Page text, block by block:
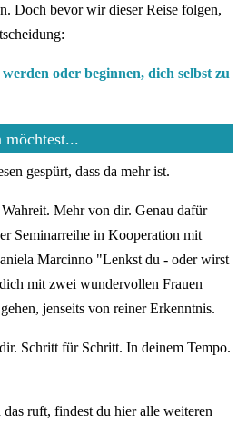
Doch bevor wir dieser Reise folgen,
oder beginnen, dich selbst zu
möchtest...
gespürt, dass da mehr ist.
Mehr von dir. Genau dafür
Seminarreihe in Kooperation mit
Marcinno "Lenkst du - oder wirst
mit zwei wundervollen Frauen
jenseits von reiner Erkenntnis.
Schritt für Schritt. In deinem Tempo.
ruft, findest du hier alle weiteren